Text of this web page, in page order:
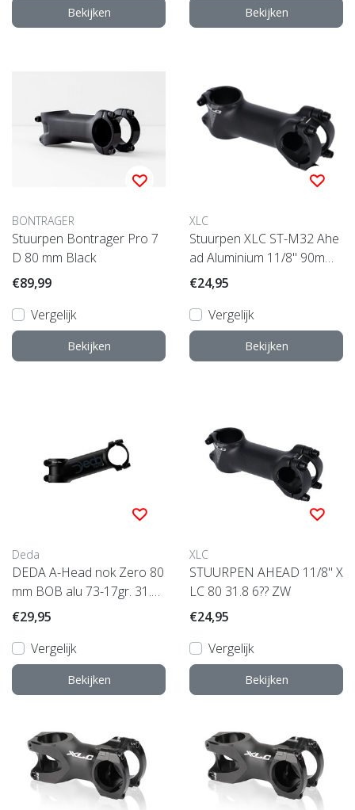
Bekijken Bekijken
BONTRAGER
Stuurpen Bontrager Pro 7
D 80 mm Black
€89,99
Vergelijk
Bekijken
XLC
Stuurpen XLC ST-M32 Ahe
ad Aluminium 11/8" 90mm
Ø 31.8mm 6° Zwart 90
€24,95
Vergelijk
Bekijken
Deda
DEDA A-Head nok Zero 80
mm BOB alu 73-17gr. 31.7
mm OEM
€29,95
Vergelijk
Bekijken
XLC
STUURPEN AHEAD 11/8" X
LC 80 31.8 6?? ZW
€24,95
Vergelijk
Bekijken